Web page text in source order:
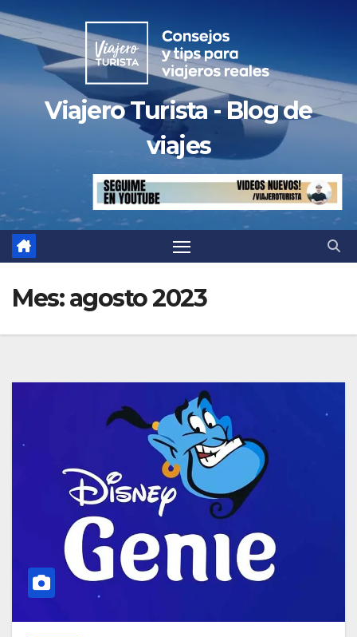
Saltar
al
contenido
Viajero Turista - Blog de
viajes
Mes:agosto 2023